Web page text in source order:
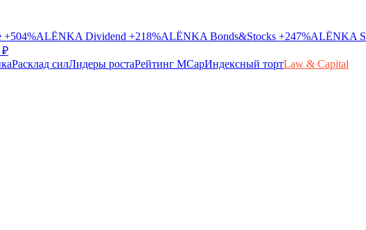
+504%ALЁNKA Dividend +218%ALЁNKA Bonds&Stocks +247%ALЁNKA
₽
Расклад силЛидеры ростаРейтинг MCapИндексный тортLaw & Capital